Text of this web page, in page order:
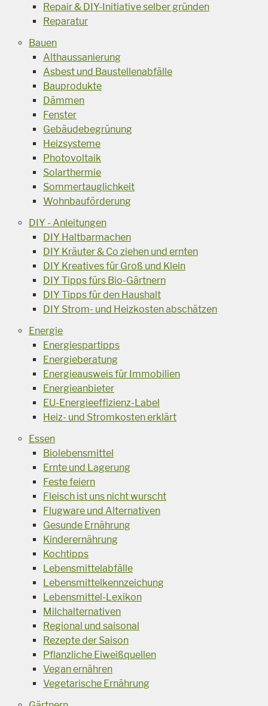
Repair & DIY-Initiative selber gründen
Reparatur
Bauen
Althaussanierung
Asbest und Baustellenabfälle
Bauprodukte
Dämmen
Fenster
Gebäudebegrünung
Heizsysteme
Photovoltaik
Solarthermie
Sommertauglichkeit
Wohnbauförderung
DIY - Anleitungen
DIY Haltbarmachen
DIY Kräuter & Co ziehen und ernten
DIY Kreatives für Groß und Klein
DIY Tipps fürs Bio-Gärtnern
DIY Tipps für den Haushalt
DIY Strom- und Heizkosten abschätzen
Energie
Energiespartipps
Energieberatung
Energieausweis für Immobilien
Energieanbieter
EU-Energieeffizienz-Label
Heiz- und Stromkosten erklärt
Essen
Biolebensmittel
Ernte und Lagerung
Feste feiern
Fleisch ist uns nicht wurscht
Flugware und Alternativen
Gesunde Ernährung
Kinderernährung
Kochtipps
Lebensmittelabfälle
Lebensmittelkennzeichung
Lebensmittel-Lexikon
Milchalternativen
Regional und saisonal
Rezepte der Saison
Pflanzliche Eiweißquellen
Vegan ernähren
Vegetarische Ernährung